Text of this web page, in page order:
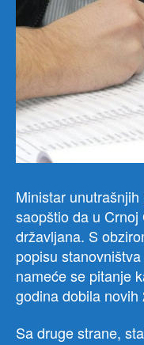
Ministar
saopštio da u
državljana. S
popisu
nameće se pitanje
godina dobila
Sa druge strane,